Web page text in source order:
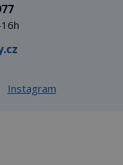
Instagram